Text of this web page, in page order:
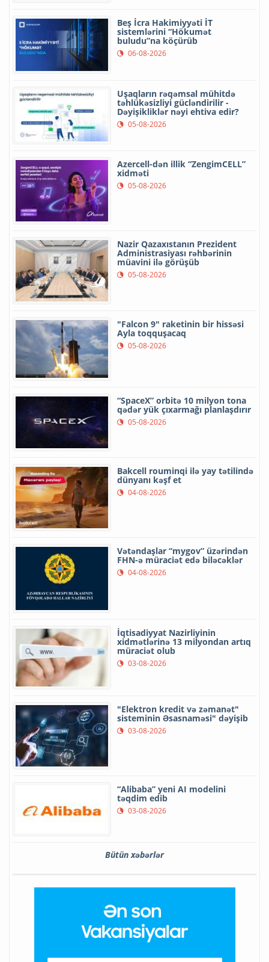
Beş İcra Hakimiyyəti İT
sistemlərini “Hökumət
buludu”na köçürüb
06-08-2026
Uşaqların rəqəmsal mühitdə
təhlükəsizliyi gücləndirilir -
Dəyişikliklər nəyi ehtiva edir?
05-08-2026
Azercell-dən illik “ZengimCELL”
xidməti
05-08-2026
Nazir Qazaxıstanın Prezident
Administrasiyası rəhbərinin
müavini ilə görüşüb
05-08-2026
"Falcon 9" raketinin bir hissəsi
Ayla toqquşacaq
05-08-2026
“SpaceX” orbitə 10 milyon tona
qədər yük çıxarmağı planlaşdırır
05-08-2026
Bakcell rouminqi ilə yay tətilində
dünyanı kəşf et
04-08-2026
Vətəndaşlar “mygov” üzərindən
FHN-ə müraciət edə biləcəklər
04-08-2026
İqtisadiyyat Nazirliyinin
xidmətlərinə 13 milyondan artıq
müraciət olub
03-08-2026
"Elektron kredit və zəmanət"
sisteminin Əsasnaməsi" dəyişib
03-08-2026
“Alibaba” yeni AI modelini
təqdim edib
03-08-2026
Bütün xəbərlər